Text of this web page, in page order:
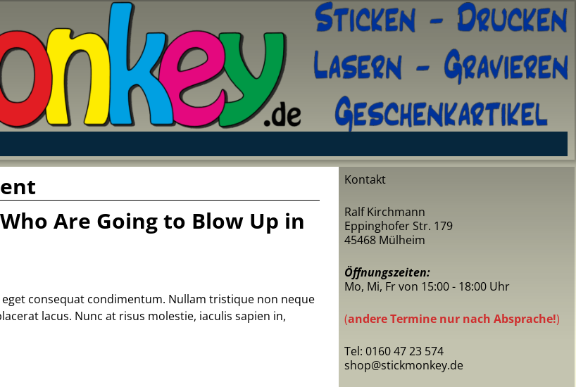
Are Going to Blow Up in
consequat condimentum. Nullam tristique non neque
lacus. Nunc at risus molestie, iaculis sapien in,
Kontakt
Ralf Kirchmann
Eppinghofer Str. 179
45468 Mülheim
Öffnungszeiten:
Mo, Mi, Fr von 15:00 - 18:00 Uhr
(andere Termine nur nach Absprache!)
Tel: 0160 47 23 574
shop@stickmonkey.de